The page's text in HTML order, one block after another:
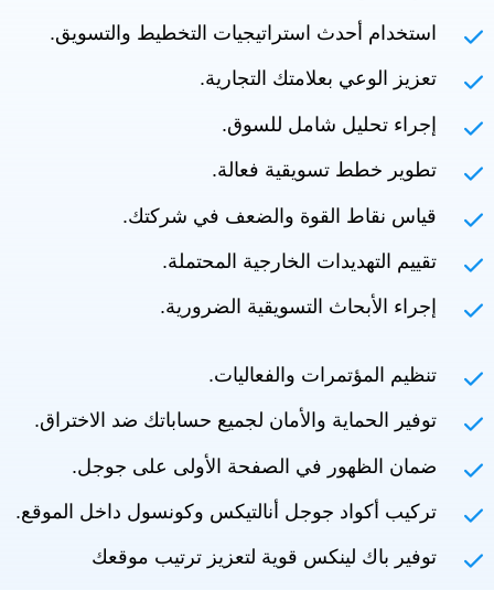
استخدام أحدث استراتيجيات التخطيط والتسويق.
تعزيز الوعي بعلامتك التجارية.
إجراء تحليل شامل للسوق.
تطوير خطط تسويقية فعالة.
قياس نقاط القوة والضعف في شركتك.
تقييم التهديدات الخارجية المحتملة.
إجراء الأبحاث التسويقية الضرورية.
تنظيم المؤتمرات والفعاليات.
توفير الحماية والأمان لجميع حساباتك ضد الاختراق.
ضمان الظهور في الصفحة الأولى على جوجل.
تركيب أكواد جوجل أنالتيكس وكونسول داخل الموقع.
توفير باك لينكس قوية لتعزيز ترتيب موقعك